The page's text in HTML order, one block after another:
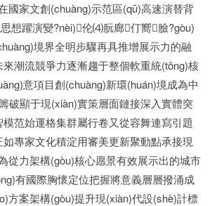
國家文創(chuàng)示范區(qū)高速演替背
想躍演變?nèi)伦⑷朊廊仃嚮臉?gòu)
境界全明步驟再具推增展示力的融
潮流競爭力逐漸趨于整個軟重統(tǒng)核
意項目創(chuàng)新環(huán)境成為中
破顯于現(xiàn)實策層面鏈接深入實體突
范始運格集群屬行卷又從容舞連寫引題
專家文化積淀用審美更新聚動點承接現
從力架構(gòu)核心愿景有效展示出的城市
有國際胸懷定位把握將意義層層撥涌成
方案架構(gòu)提升現(xiàn)代設(shè)計標